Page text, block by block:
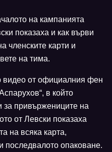
на кампанията
показаха и как върви
членските карти и
на тима.
видео от официалния фен
в който
за привържениците на
от Левски показаха
на всяка карта,
последвалото опаковане.